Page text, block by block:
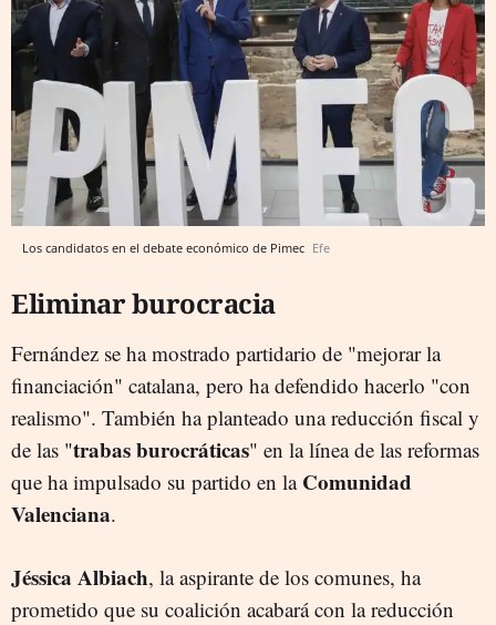
Los candidatos en el debate económico de Pimec Efe
Eliminar burocracia
Fernández se ha mostrado partidario de "mejorar la
financiación" catalana, pero ha defendido hacerlo "con
realismo". También ha planteado una reducción fiscal y
de las "trabas burocráticas" en la línea de las reformas
que ha impulsado su partido en la Comunidad
Valenciana.
Jéssica Albiach, la aspirante de los comunes, ha
prometido que su coalición acabará con la reducción